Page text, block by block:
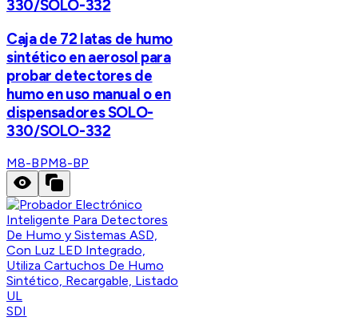
330/SOLO-332
Caja de 72 latas de humo
sintético en aerosol para
probar detectores de
humo en uso manual o en
dispensadores SOLO-
330/SOLO-332
M8-BPM8-BP
SDI